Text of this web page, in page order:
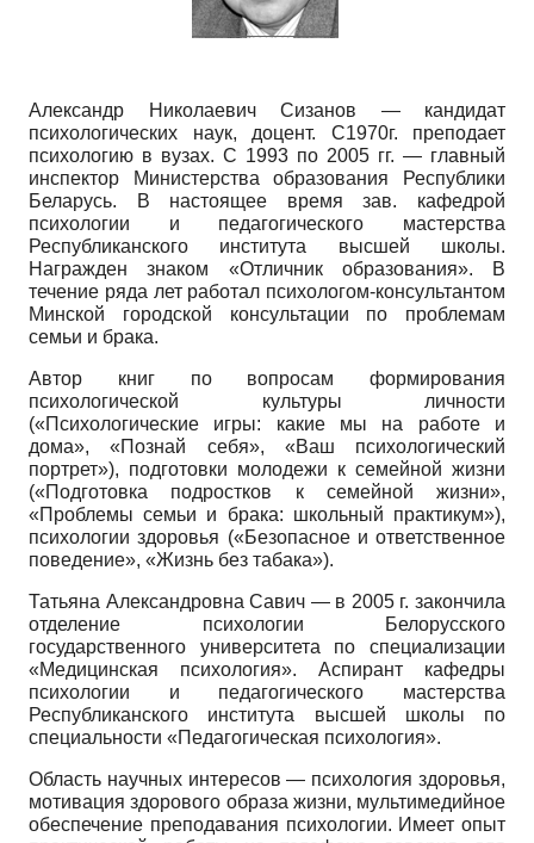
Александр Николаевич Сизанов — кандидат
психологических наук, доцент. С1970г. преподает
психологию в вузах. С 1993 по 2005 гг. — главный
инспектор Министерства образования Республики
Беларусь. В настоящее время зав. кафедрой
психологии и педагогического мастерства
Республиканского института высшей школы.
Награжден знаком «Отличник образования». В
течение ряда лет работал психологом-консультантом
Минской городской консультации по проблемам
семьи и брака.
Автор книг по вопросам формирования
психологической культуры личности
(«Психологические игры: какие мы на работе и
дома», «Познай себя», «Ваш психологический
портрет»), подготовки молодежи к семейной жизни
(«Подготовка подростков к семейной жизни»,
«Проблемы семьи и брака: школьный практикум»),
психологии здоровья («Безопасное и ответственное
поведение», «Жизнь без табака»).
Татьяна Александровна Савич — в 2005 г. закончила
отделение психологии Белорусского
государственного университета по специализации
«Медицинская психология». Аспирант кафедры
психологии и педагогического мастерства
Республиканского института высшей школы по
специальности «Педагогическая психология».
Область научных интересов — психология здоровья,
мотивация здорового образа жизни, мультимедийное
обеспечение преподавания психологии. Имеет опыт